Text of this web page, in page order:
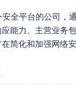
全平台的公司，
能力。主营业务
简化和加强网络